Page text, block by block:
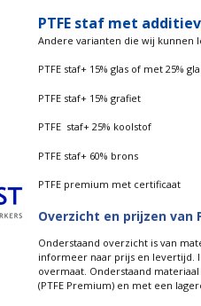
PTFE staf met
Andere varianten die wij kunnen
PTFE staf+ 15% glas of met 25%
PTFE staf+ 15% grafiet
PTFE staf+ 25% koolstof
PTFE staf+ 60% brons
PTFE premium met certificaat
Overzicht en prijzen van
Onderstaand overzicht is van
informeer naar prijs en levertijd.
overmaat. Onderstaand
(PTFE Premium) en met een